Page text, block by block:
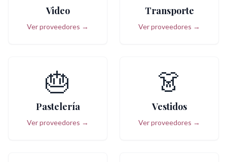
Video
Ver proveedores →
Transporte
Ver proveedores →
🎂
Pastelería
Ver proveedores →
👗
Vestidos
Ver proveedores →